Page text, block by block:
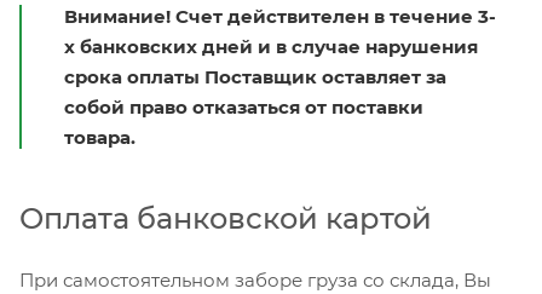
Внимание! Счет действителен в течение 3-
х банковских дней и в случае нарушения
срока оплаты Поставщик оставляет за
собой право отказаться от поставки
товара.
Оплата банковской картой
При самостоятельном заборе груза со склада, Вы